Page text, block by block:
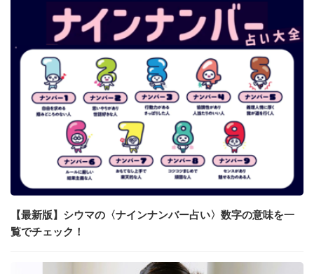
【最新版】シウマの〈ナインナンバー占い〉数字の意味を一
覧でチェック！